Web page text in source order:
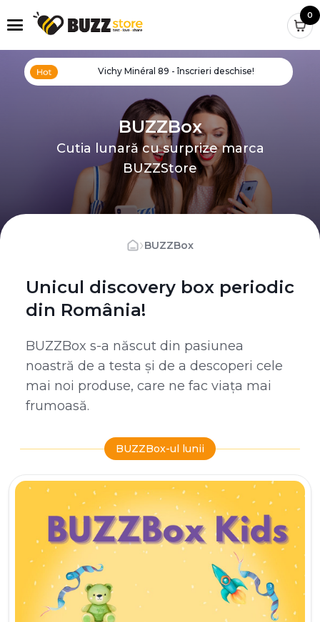
0
Vichy Minéral 89 - înscrieri deschise!
BUZZBox
Cutia lunară cu surprize marca
BUZZStore
›BUZZBox
Unicul discovery box periodic
din România!
BUZZBox s-a născut din pasiunea
noastră de a testa și de a descoperi cele
mai noi produse, care ne fac viața mai
frumoasă.
BUZZBox-ul lunii